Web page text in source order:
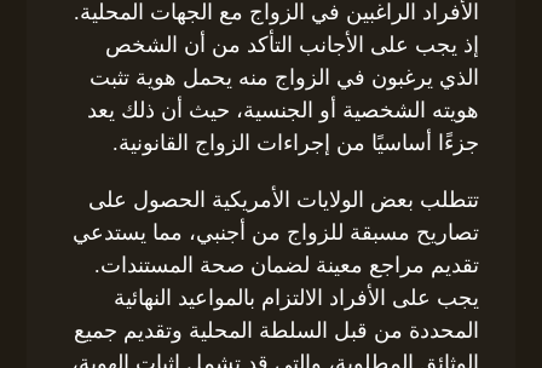
الأفراد الراغبين في الزواج مع الجهات المحلية.
إذ يجب على الأجانب التأكد من أن الشخص
الذي يرغبون في الزواج منه يحمل هوية تثبت
هويته الشخصية أو الجنسية، حيث أن ذلك يعد
جزءًا أساسيًا من إجراءات الزواج القانونية.
تتطلب بعض الولايات الأمريكية الحصول على
تصاريح مسبقة للزواج من أجنبي، مما يستدعي
تقديم مراجع معينة لضمان صحة المستندات.
يجب على الأفراد الالتزام بالمواعيد النهائية
المحددة من قبل السلطة المحلية وتقديم جميع
الوثائق المطلوبة، والتي قد تشمل إثبات الهوية،